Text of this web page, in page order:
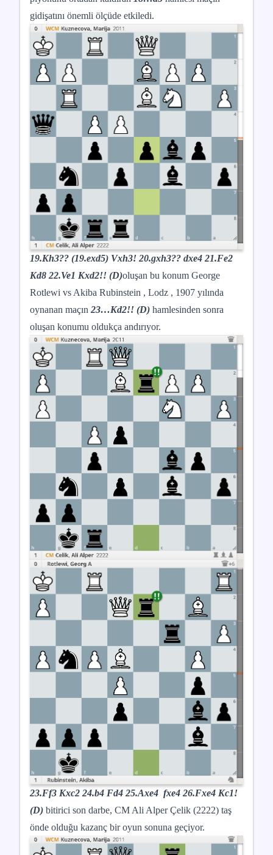
gidişatını önemli ölçüde etkiledi.
19.Kh3?? (19.exd5) Vxh3! 20.gxh3?? dxe4 21.Fe2
Kd8 22.Ve1 Kxd2!! (D)oluşan bu konum George
Rotlewi vs Akiba Rubinstein , Lodz , 1907 yılında
oynanan maçın 23…Kd2!! (D) hamlesinden sonra
oluşan konumu oldukça andırıyor.
23.Ff3 Kxc2 24.b4 Fd4 25.Axe4 fxe4 26.Fxe4 Kc1!
(D) bitirici son darbe, CM Ali Alper Çelik (2222) taş
önde olduğu kazanç bir oyun sonuna geçiyor.